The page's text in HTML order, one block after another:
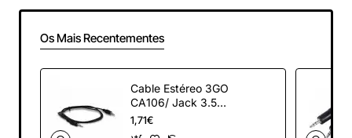
Os Mais Recentementes
Cable Estéreo 3GO
CA106/ Jack 3.5
Macho - Jack 3.5
Macho/ 1m
1,71€